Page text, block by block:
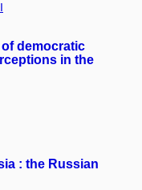
democratic
in the
: the Russian